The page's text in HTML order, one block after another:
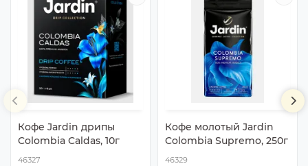
Кофе Jardin дрипы
Colombia Caldas, 10г
46327
Кофе молотый Jardin
Colombia Supremo, 250г
46329